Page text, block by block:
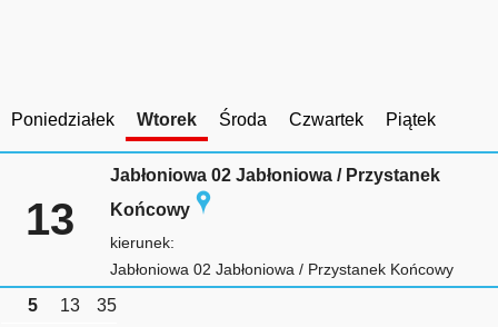
Poniedziałek Wtorek Środa Czwartek Piątek
13
Jabłoniowa 02 Jabłoniowa / Przystanek
Końcowy
kierunek:
Jabłoniowa 02 Jabłoniowa / Przystanek Końcowy
5 13
35